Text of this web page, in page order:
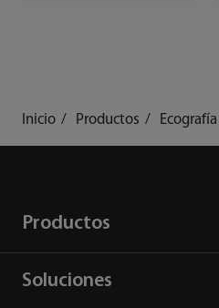
Inicio Productos Ecografía
Productos
Soluciones